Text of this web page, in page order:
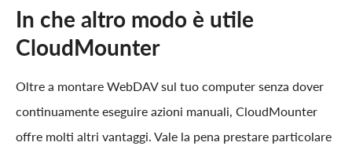
In che altro modo è utile
CloudMounter
Oltre a montare WebDAV sul tuo computer senza dover
continuamente eseguire azioni manuali, CloudMounter
offre molti altri vantaggi. Vale la pena prestare particolare